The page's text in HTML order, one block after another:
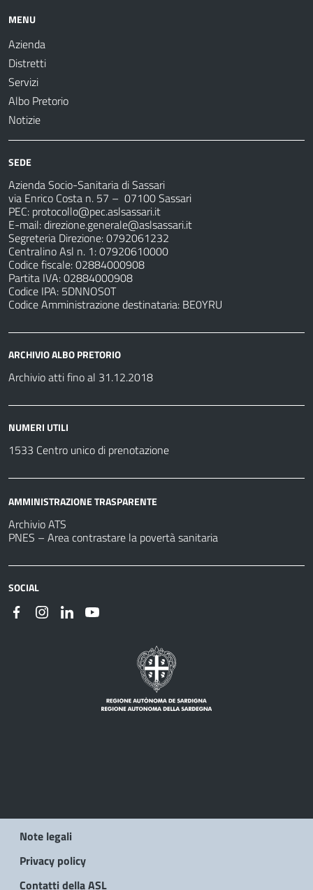
MENU
Azienda
Distretti
Servizi
Albo Pretorio
Notizie
SEDE
Azienda Socio-Sanitaria di Sassari
via Enrico Costa n. 57 – 07100 Sassari
PEC: protocollo@pec.aslsassari.it
E-mail:direzione.generale@aslsassari.it
Segreteria Direzione: 0792061232
Centralino Asl n. 1: 07920610000
Codice fiscale: 02884000908
Partita IVA: 02884000908
Codice IPA: 5DNNOS0T
Codice Amministrazione destinataria: BE0YRU
ARCHIVIO ALBO PRETORIO
Archivio atti fino al 31.12.2018
NUMERI UTILI
1533 Centro unico di prenotazione
AMMINISTRAZIONE TRASPARENTE
Archivio ATS
PNES – Area contrastare la povertà sanitaria
SOCIAL
Note legali
Privacy policy
Contatti della ASL